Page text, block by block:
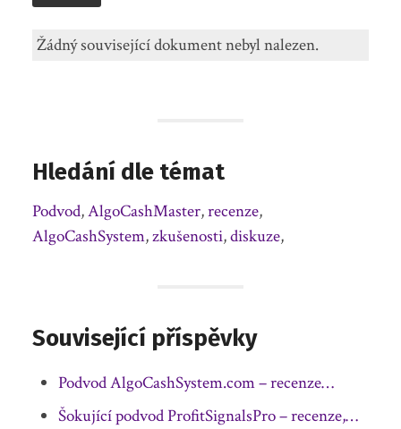
Žádný související dokument nebyl nalezen.
Hledání dle témat
Podvod,AlgoCashMaster,recenze,
AlgoCashSystem,zkušenosti,diskuze,
Související příspěvky
Podvod AlgoCashSystem.com – recenze…
Šokující podvod ProfitSignalsPro – recenze,…